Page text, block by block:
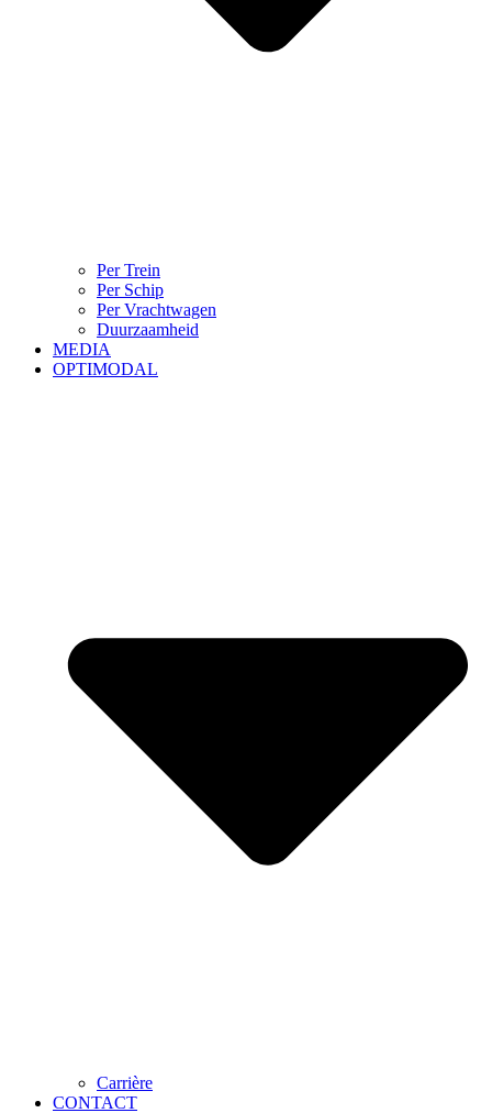
Per Trein
Per Schip
Per Vrachtwagen
Duurzaamheid
MEDIA
OPTIMODAL
Carrière
CONTACT